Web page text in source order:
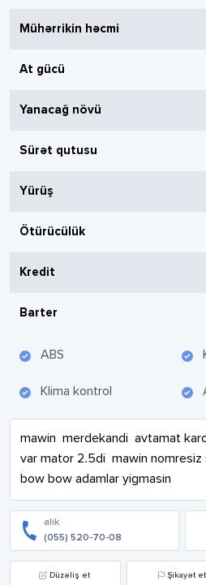
Mühərrikin həcmi
At gücü
Yanacağ növü
Sürət qutusu
Yürüş
Ötürücülük
Kredit
Barter
ABS
Klima kontrol
mawin  merdekandi  avtamat
var mator 2.5di  mawin nomresiz
bow bow adamlar yigmasin
alik
(055) 520-70-08
Düzəliş et Şikayət et